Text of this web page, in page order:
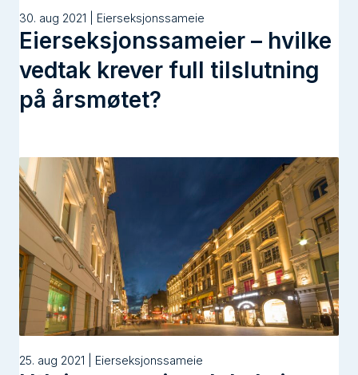
30. aug 2021 | Eierseksjonssameie
Eierseksjonssameier – hvilke
vedtak krever full tilslutning
på årsmøtet?
25. aug 2021 | Eierseksjonssameie